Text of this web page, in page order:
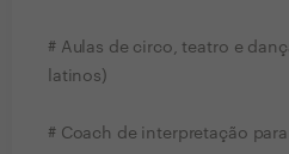
# Aulas de circo, teatro e
latinos)
# Coach de interpretação